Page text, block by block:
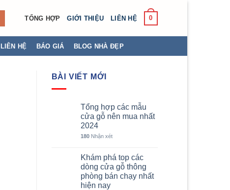
TỔNG HỢP GIỚI THIỆU LIÊN HỆ 0
LIÊN HỆ BÁO GIÁ BLOG NHÀ ĐẸP
BÀI VIẾT MỚI
Tổng hợp các mẫu
cửa gỗ nên mua nhất
2024
180Nhận xét
Khám phá top các
dòng cửa gỗ thông
phòng bán chạy nhất
hiện nay